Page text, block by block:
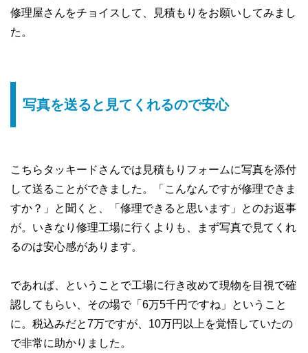
修理屋さんをチョイスして、見積もりをお願いしてみまし
た。
写真を送ると見てくれるので安心
こちらタッキードさんでは見積もりフォームに写真を添付
して送ることができました。「こんなんですが修理できま
すか？」と聞くと、「修理できると思います」とのお返事
が。いきなり修理工場に行くよりも、まず写真で見てくれ
るのは安心感があります。
であれば、ということで工場に行き改めて現物を目視で確
認してもらい、その場で「6万5千円ですね」ということ
に。税込みだと7万ですが、10万円以上を覚悟していたの
で非常に助かりました。